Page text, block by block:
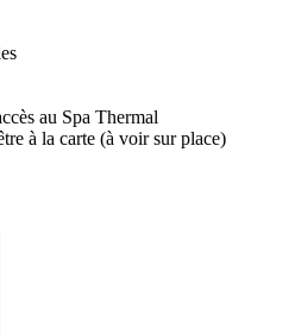
au Spa Thermal
à la carte (à voir sur place)